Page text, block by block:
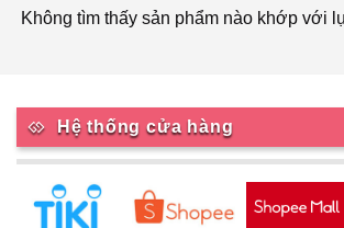
Không tìm thấy sản phẩm nào khớp với
Hệ thống cửa hàng